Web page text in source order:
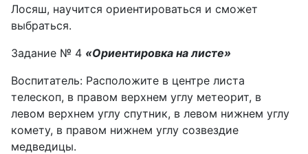
Лосяш, научится ориентироваться и сможет
выбраться.
Задание № 4 «Ориентировка на листе»
Воспитатель: Расположите в центре листа
телескоп, в правом верхнем углу метеорит, в
левом верхнем углу спутник, в левом нижнем углу
комету, в правом нижнем углу созвездие
медведицы.